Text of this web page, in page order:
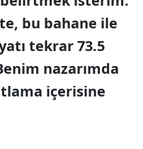
bu bahane ile
tekrar 73.5
nazarımda
içerisine